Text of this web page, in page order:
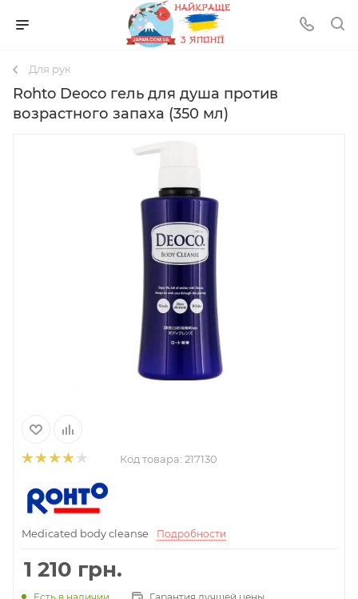
Для рук
Rohto Deoco гель для душа против
возрастного запаха (350 мл)
Код товара: 217130
Medicated body cleanse Подробности
1 210 грн.